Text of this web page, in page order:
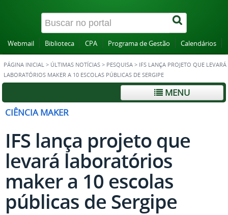
Webmail Biblioteca CPA Programa de Gestão Calendários
PÁGINA INICIAL > ÚLTIMAS NOTÍCIAS > PESQUISA > IFS LANÇA PROJETO QUE LEVARÁ
LABORATÓRIOS MAKER A 10 ESCOLAS PÚBLICAS DE SERGIPE
MENU
CIÊNCIA MAKER
IFS lança projeto que
levará laboratórios
maker a 10 escolas
públicas de Sergipe